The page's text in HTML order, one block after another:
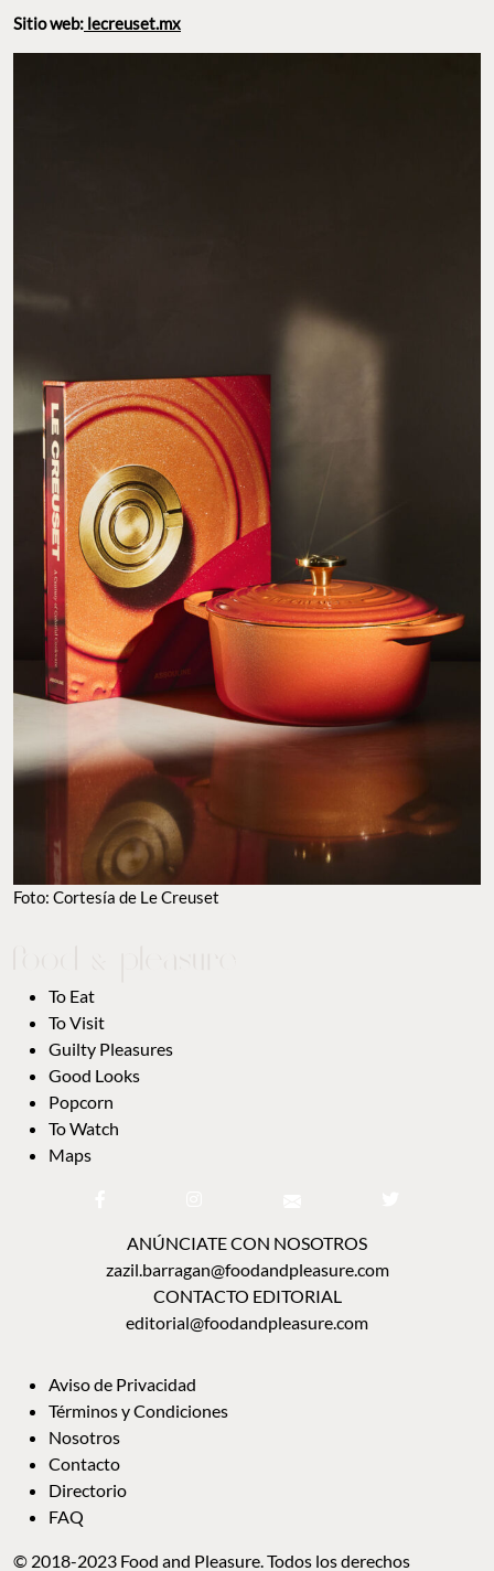
Sitio web: lecreuset.mx
Foto: Cortesía de Le Creuset
To Eat
To Visit
Guilty Pleasures
Good Looks
Popcorn
To Watch
Maps
ANÚNCIATE CON NOSOTROS
zazil.barragan@foodandpleasure.com
CONTACTO EDITORIAL
editorial@foodandpleasure.com
Aviso de Privacidad
Términos y Condiciones
Nosotros
Contacto
Directorio
FAQ
© 2018-2023 Food and Pleasure. Todos los derechos